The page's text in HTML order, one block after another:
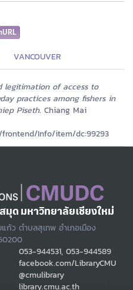
VANCOUVER
legitimation of access to
practices among fishers in
Piseth. Chiang Mai
Info/item/dc:99293
ด มหาวิทยาลัยเชียงใหม่
ก้ว ตำบลสุเทพ อำเภอเมือง
ท์ 053-944531, 053-944589
facebook.com/LibraryCMU
@cmulibrary
library.cmu.ac.th